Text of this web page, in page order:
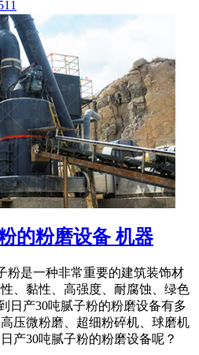
的粉磨设备 机器
粉是一种非常重要的建筑装饰材
、黏性、高强度、耐腐蚀、绿色
日产30吨腻子粉的粉磨设备有多
压微粉磨、超细粉碎机、球磨机
产30吨腻子粉的粉磨设备呢？